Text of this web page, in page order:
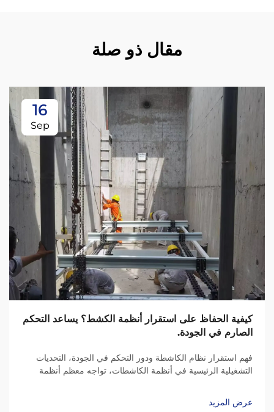
مقال ذو صلة
16
Sep
كيفية الحفاظ على استقرار أنظمة الكشط؟ يساعد التحكم
الصارم في الجودة.
فهم استقرار نظام الكاشطة ودور التحكم في الجودة، التحديات
التشغيلية الرئيسية في أنظمة الكاشطات، تواجه معظم أنظمة
وخروج السلاسل عن المحاذاة، والمحامل...
عرض المزيد